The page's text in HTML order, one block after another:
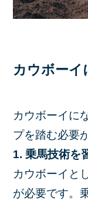
カウボー
カウボーイに
プを踏む必要
1. 乗馬技術を
カウボーイと
が必要です。